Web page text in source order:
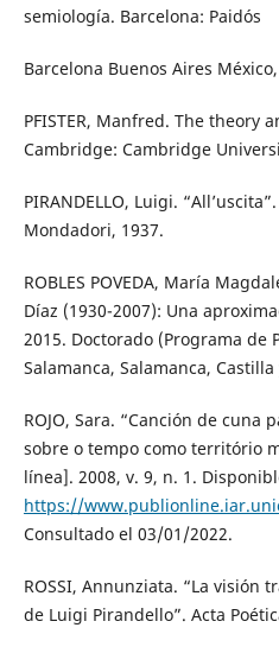
semiología. Barcelona: Paidós
Barcelona Buenos Aires
PFISTER, Manfred. The theory
Cambridge: Cambridge
PIRANDELLO, Luigi.
Mondadori, 1937.
ROBLES POVEDA, María
Díaz (1930-2007): Una
2015. Doctorado (Programa de
Salamanca, Salamanca, Castilla
ROJO, Sara. “Canción de
sobre o tempo como território
línea]. 2008, v. 9, n. 1.
https://
Consultado el 03/01/2022.
ROSSI, Annunziata. “La visión
de Luigi Pirandello”. Acta